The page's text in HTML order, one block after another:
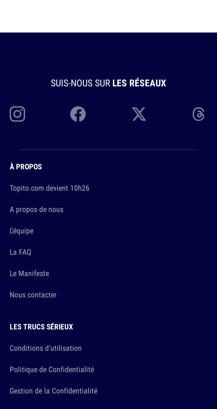
SUIS-NOUS SUR LES RÉSEAUX
À PROPOS
Topito.com devient 10h26
A propos de nous
L'équipe
La FAQ
Le Manifeste
Nous contacter
LES TRUCS SÉRIEUX
Conditions d'utilisation
Politique de Confidentialité
Gestion de la Confidentialité